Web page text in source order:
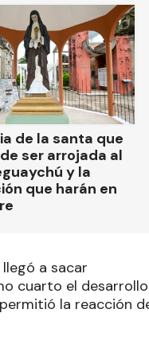
de la santa que
ser arrojada al
y la
que harán en
a sacar
cuarto el desarrollo
la reacción